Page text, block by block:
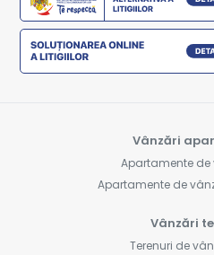
Vânzări
Apartamente de
Apartamente de
Vânzări
Terenuri de